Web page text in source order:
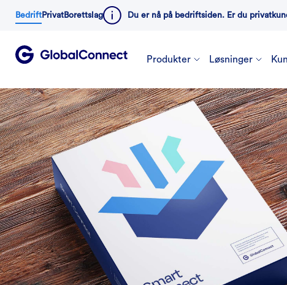
Bedrift Privat Borettslag Du er nå på bedriftsiden. Er du
Produkter Løsninger